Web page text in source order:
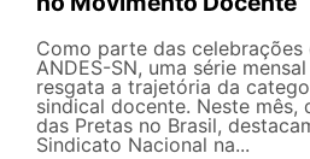
Como parte das
ANDES-SN, uma série
resgata a trajetória da
sindical docente. Neste mês,
das Pretas no Brasil,
Sindicato Nacional na...